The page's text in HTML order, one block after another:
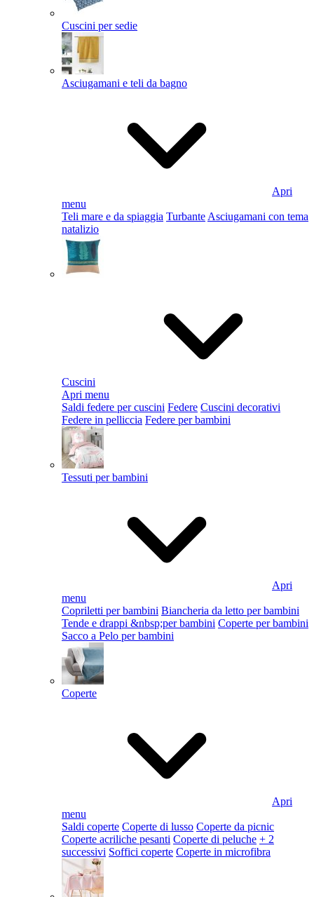
Cuscini per sedie
Asciugamani e teli da bagno
Apri
menu
Teli mare e da spiaggia Turbante Asciugamani con tema
natalizio
Cuscini
Apri menu
Saldi federe per cuscini Federe Cuscini decorativi
Federe in pelliccia Federe per bambini
Tessuti per bambini
Apri
menu
Copriletti per bambini Biancheria da letto per bambini
Tende e drappi &nbsp;per bambini Coperte per bambini
Sacco a Pelo per bambini
Coperte
Apri
menu
Saldi coperte Coperte di lusso Coperte da picnic
Coperte acriliche pesanti Coperte di peluche + 2
successivi Soffici coperte Coperte in microfibra